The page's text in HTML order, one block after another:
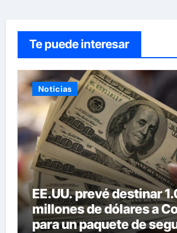
Te puede interesar
Noticias
EE.UU. prevé destinar
millones de dólares a
para un paquete de